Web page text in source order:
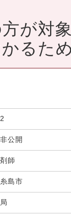
方が対
るた
公開
師
島市